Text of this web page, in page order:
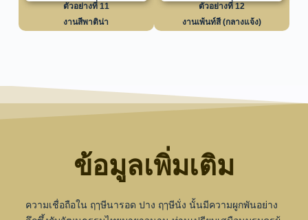
ตัวอย่างที่ 11
งานสีพาติน่า
ตัวอย่างที่ 12
งานเพ้นท์สี (กลางแจ้ง)
ข้อมูลเพิ่มเติม
ความเชื่อถือใน ฤๅษีนารอด ปาง ฤๅษีนั่ง นั้นมีความผูกพันอย่าง